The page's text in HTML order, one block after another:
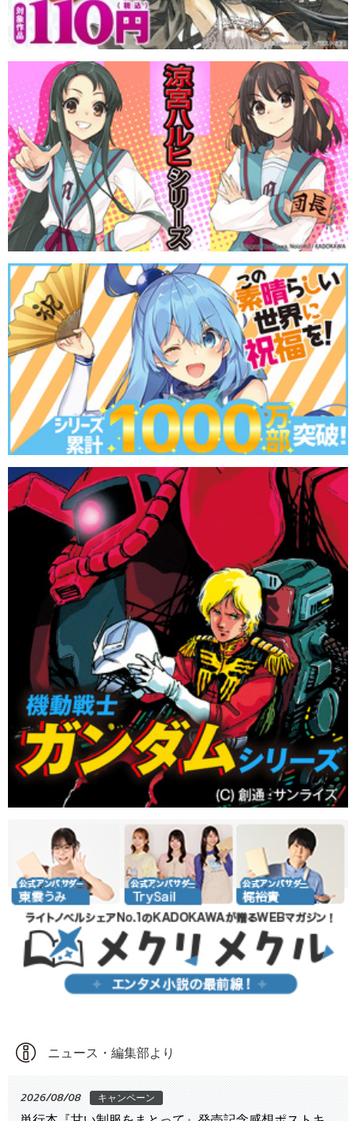
ニュース・編集部より
2026/08/08 キャンペーン